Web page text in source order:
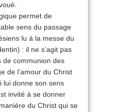
permet de
sens du passage
lu à la messe du
: il ne s’agit pas
de communion des
de l’amour du Christ
lui donne son sens
invité à se donner
du Christ qui se